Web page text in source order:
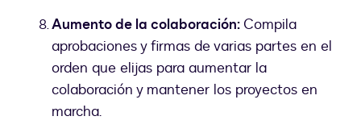
Aumento de la colaboración: Compila
aprobaciones y firmas de varias partes en el
orden que elijas para aumentar la
colaboración y mantener los proyectos en
marcha.